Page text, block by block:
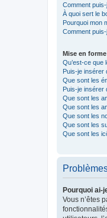
Comment
À quoi sert le
Pourquoi mon
Comment
Mise en
Qu’est-ce que
Puis-je insérer
Que sont les
Puis-je insérer
Que sont les
Que sont les
Que sont les
Que sont les
Que sont les
Pourquoi ai-
Vous n’êtes